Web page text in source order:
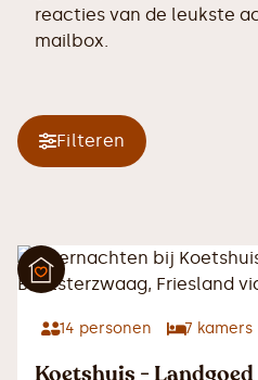
reacties van de leukste
mailbox.
Filteren
14 personen 7 kamers
Koetshuis -